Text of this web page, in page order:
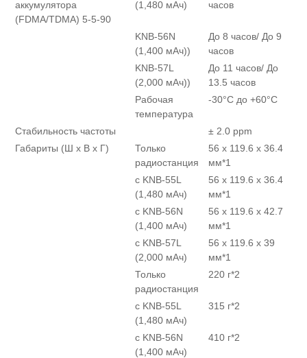
аккумулятора
(FDMA/TDMA) 5-5-90
(1,480 мАч) часов
KNB-56N
(1,400 мАч))
До 8 часов/ До 9
часов
KNB-57L
(2,000 мАч))
До 11 часов/ До
13.5 часов
Рабочая
температура
-30°C до +60°C
Стабильность частоты
± 2.0 ppm
Габариты (Ш x В x Г)
Только
радиостанция
56 x 119.6 x 36.4
мм*1
с KNB-55L
(1,480 мАч)
56 x 119.6 x 36.4
мм*1
с KNB-56N
(1,400 мАч)
56 x 119.6 x 42.7
мм*1
с KNB-57L
(2,000 мАч)
56 x 119.6 x 39
мм*1
Только
радиостанция
220 г*2
с KNB-55L
(1,480 мАч)
315 г*2
с KNB-56N
(1,400 мАч)
410 г*2